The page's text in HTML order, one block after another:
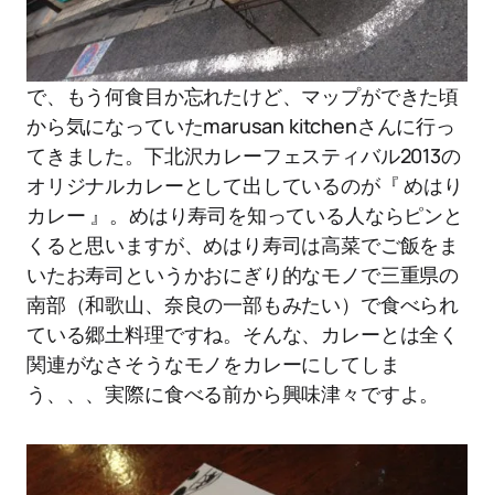
で、もう何食目か忘れたけど、マップができた頃
から気になっていたmarusan kitchenさんに行っ
てきました。下北沢カレーフェスティバル2013の
オリジナルカレーとして出しているのが『 めはり
カレー 』。めはり寿司を知っている人ならピンと
くると思いますが、めはり寿司は高菜でご飯をま
いたお寿司というかおにぎり的なモノで三重県の
南部（和歌山、奈良の一部もみたい）で食べられ
ている郷土料理ですね。そんな、カレーとは全く
関連がなさそうなモノをカレーにしてしま
う、、、実際に食べる前から興味津々ですよ。